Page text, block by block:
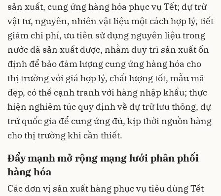
sản xuất, cung ứng hàng hóa phục vụ Tết; dự trữ
vật tư, nguyên, nhiên vật liệu một cách hợp lý, tiết
giảm chi phí, ưu tiên sử dụng nguyên liệu trong
nước đã sản xuất được, nhằm duy trì sản xuất ổn
định để bảo đảm lượng cung ứng hàng hóa cho
thị trường với giá hợp lý, chất lượng tốt, mẫu mã
đẹp, có thể cạnh tranh với hàng nhập khẩu; thực
hiện nghiêm túc quy định về dự trữ lưu thông, dự
trữ quốc gia để cung ứng đủ, kịp thời nguồn hàng
cho thị trường khi cần thiết.
Đẩy mạnh mở rộng mạng lưới phân phối
hàng hóa
Các đơn vị sản xuất hàng phục vụ tiêu dùng Tết